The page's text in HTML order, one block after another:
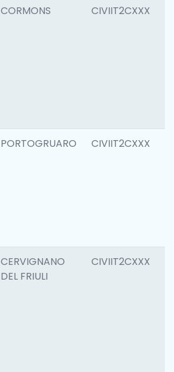
CORMONS CIVIIT2CXXX
PORTOGRUARO CIVIIT2CXXX
CERVIGNANO
DEL FRIULI
CIVIIT2CXXX